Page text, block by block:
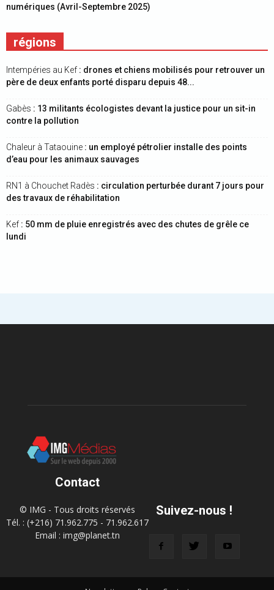
numériques (Avril-Septembre 2025)
régions
Intempéries au Kef : drones et chiens mobilisés pour retrouver un
père de deux enfants porté disparu depuis 48...
Gabès : 13 militants écologistes devant la justice pour un sit-in
contre la pollution
Chaleur à Tataouine : un employé pétrolier installe des points
d’eau pour les animaux sauvages
RN1 à Chouchet Radès : circulation perturbée durant 7 jours pour
des travaux de réhabilitation
Kef : 50 mm de pluie enregistrés avec des chutes de grêle ce
lundi
Contact
© IMG - Tous droits réservés
Tél. : (+216) 71.962.775 - 71.962.617
Email : img@planet.tn
Suivez-nous !